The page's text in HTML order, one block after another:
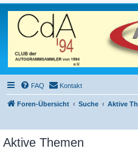
FAQ Kontakt
Foren-Übersicht Suche Aktive
Aktive Themen